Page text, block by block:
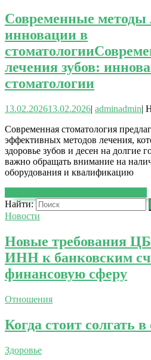
Современные методы
инновации в
стоматологии
лечения зубов:
стоматологии
13.02.202613.02.2026| adminadmin|
Современная стоматология
эффективных методов лечения,
здоровье зубов и десен на
важно обращать внимание на
оборудования и квалификацию
Найти:
Новости
Новые требования
ИНН к банковским
финансовую сферу
Отношения
Когда стоит солгать
Здоровье